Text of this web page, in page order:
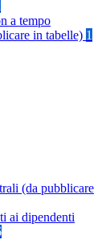
a tempo
in tabelle) 1
(da pubblicare
ai dipendenti